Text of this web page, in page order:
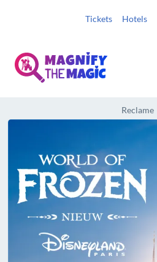
Tickets Hotels
Reclame